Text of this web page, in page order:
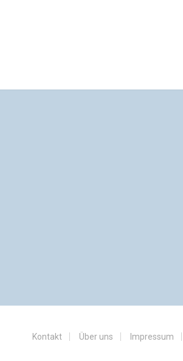
Kontakt Über uns Impressum